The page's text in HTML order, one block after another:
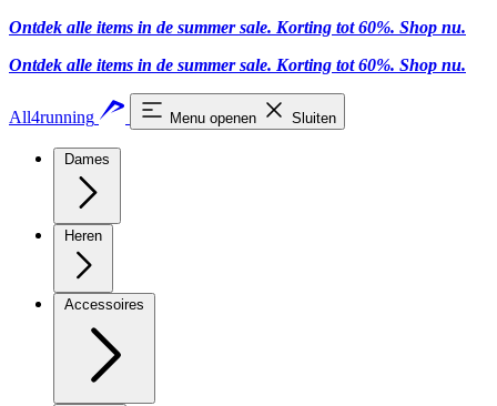
Ontdek alle items in de summer sale. Korting tot 60%. Shop nu.
Ontdek alle items in de summer sale. Korting tot 60%. Shop nu.
All4running Menu openen Sluiten
Dames
Heren
Accessoires